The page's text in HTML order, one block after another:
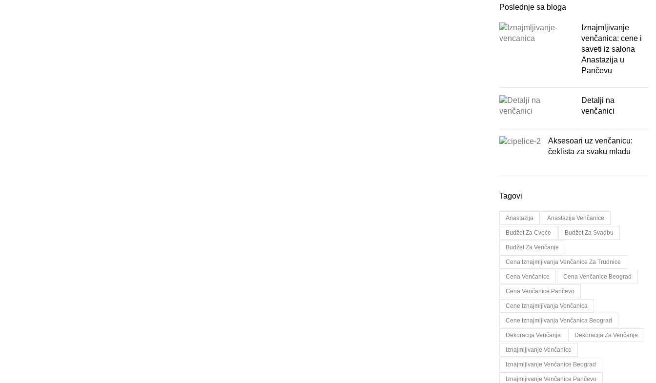
Poslednje sa bloga
Iznajmljivanje
venčanica: cene i
saveti iz salona
Anastazija u
Pančevu
Detalji na
venčanici
Aksesoari uz venčanicu:
čeklista za svaku mladu
Tagovi
Anastazija Anastazija Venčanice
Budžet Za Cveće Budžet Za Svadbu
Budžet Za Venčanje
Cena Iznajmljivanja Venčanice Za Trudnice
Cena Venčanice Cena Venčanice Beograd
Cena Venčanice Pančevo
Cene Iznajmljivanja Venčanica
Cene Iznajmljivanja Venčanica Beograd
Dekoracija Venčanja Dekoracija Za Venčanje
Iznajmljivanje Venčanice
Iznajmljivanje Venčanice Beograd
Iznajmljivanje Venčanice Pančevo